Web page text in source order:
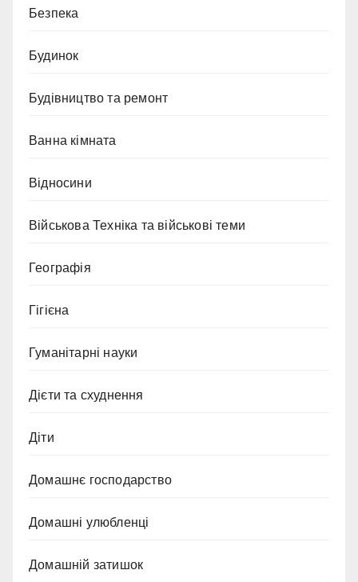
Безпека
Будинок
Будівництво та ремонт
Ванна кімната
Відносини
Військова Техніка та військові теми
Географія
Гігієна
Гуманітарні науки
Дієти та схуднення
Діти
Домашнє господарство
Домашні улюбленці
Домашній затишок